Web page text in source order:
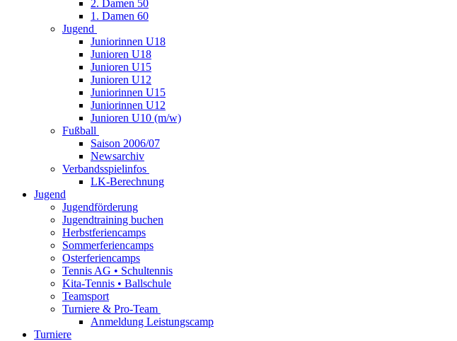
2. Damen 50
1. Damen 60
Jugend
Juniorinnen U18
Junioren U18
Junioren U15
Junioren U12
Juniorinnen U15
Juniorinnen U12
Junioren U10 (m/w)
Fußball
Saison 2006/07
Newsarchiv
Verbandsspielinfos
LK-Berechnung
Jugend
Jugendförderung
Jugendtraining buchen
Herbstferiencamps
Sommerferiencamps
Osterferiencamps
Tennis AG • Schultennis
Kita-Tennis • Ballschule
Teamsport
Turniere & Pro-Team
Anmeldung Leistungscamp
Turniere